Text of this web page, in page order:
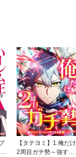
【タテヨミ】1.俺だけ
2周目ガチ勢～強すぎ